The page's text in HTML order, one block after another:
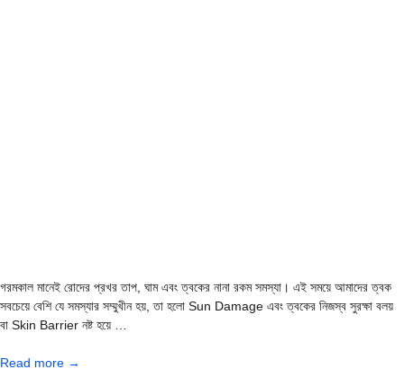
গরমকাল মানেই রোদের প্রখর তাপ, ঘাম এবং ত্বকের নানা রকম সমস্যা। এই সময়ে আমাদের ত্বক
সবচেয়ে বেশি যে সমস্যার সম্মুখীন হয়, তা হলো Sun Damage এবং ত্বকের নিজস্ব সুরক্ষা বলয়
বা Skin Barrier নষ্ট হয়ে …
Read more →